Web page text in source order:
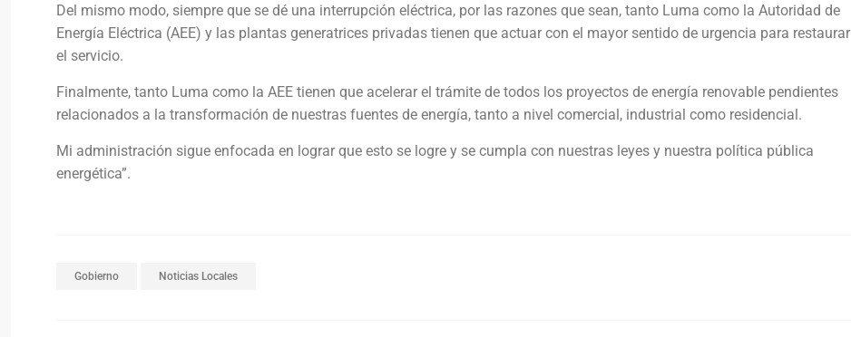
Del mismo modo, siempre que se dé una interrupción eléctrica, por las razones que sean, tanto Luma como la Autoridad de
Energía Eléctrica (AEE) y las plantas generatrices privadas tienen que actuar con el mayor sentido de urgencia para restaurar
el servicio.
Finalmente, tanto Luma como la AEE tienen que acelerar el trámite de todos los proyectos de energía renovable pendientes
relacionados a la transformación de nuestras fuentes de energía, tanto a nivel comercial, industrial como residencial.
Mi administración sigue enfocada en lograr que esto se logre y se cumpla con nuestras leyes y nuestra política pública
energética”.
Gobierno Noticias Locales